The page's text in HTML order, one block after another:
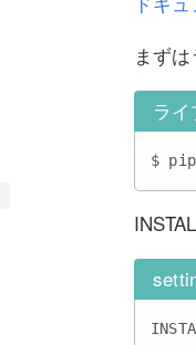
まず
ラ
$